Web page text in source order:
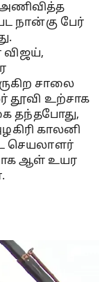
நான்கு பேர்
விஜய்,
சாலை
தூவி உற்சாக
தந்தபோது,
காலனி
செயலாளர்
ஆள் உயர